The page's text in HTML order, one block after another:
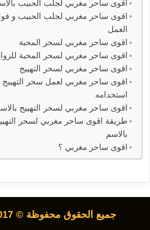
اقوى ساحر مغربي لجلب الحبيب
اقوى ساحر مغربي لجلب الحبيب و
العمل
اقوى ساحر مغربي لسحر المحبة
اقوى ساحر مغربي لسحر المحبة
اقوى ساحر مغربي لسحر التهييج
اقوى ساحر مغربي لعمل سحر التهييج
استخدامه
اقوى ساحر مغربي لسحر التهييج
طريقة اقوى ساحر مغربي لسحر
بالاسم
اقوى ساحر مغربي ؟
جميع الحقوق محفوظة © 2017-2026